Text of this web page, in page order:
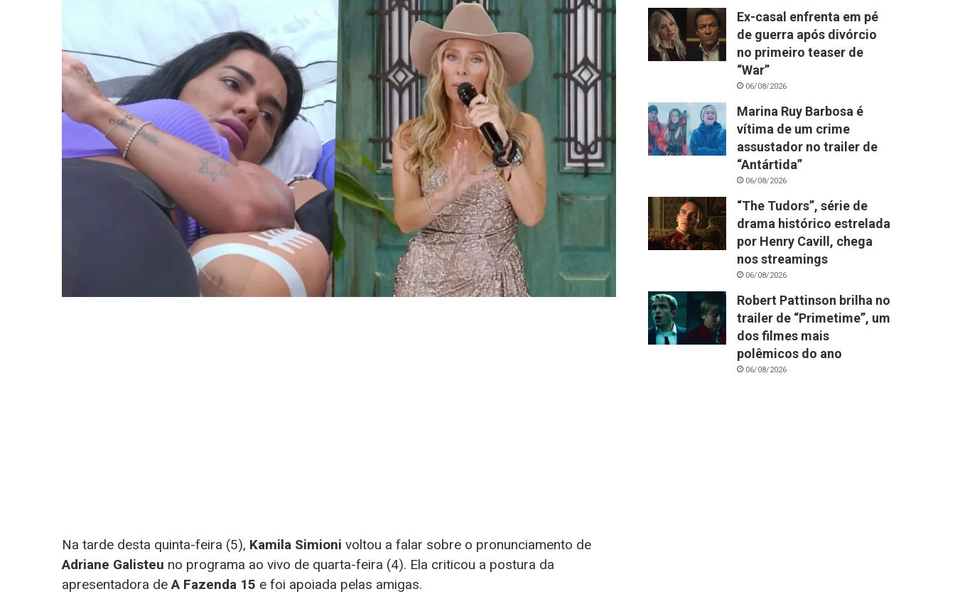
Na tarde desta quinta-feira (5), Kamila Simioni voltou a falar sobre o pronunciamento de
Adriane Galisteu no programa ao vivo de quarta-feira (4). Ela criticou a postura da
apresentadora deA Fazenda 15 e foi apoiada pelas amigas.
Ex-casal enfrenta em pé
de guerra após divórcio
no primeiro teaser de
“War”
06/08/2026
Marina Ruy Barbosa é
vítima de um crime
assustador no trailer de
“Antártida”
06/08/2026
“The Tudors”, série de
drama histórico estrelada
por Henry Cavill, chega
nos streamings
06/08/2026
Robert Pattinson brilha no
trailer de “Primetime”, um
dos filmes mais
polêmicos do ano
06/08/2026